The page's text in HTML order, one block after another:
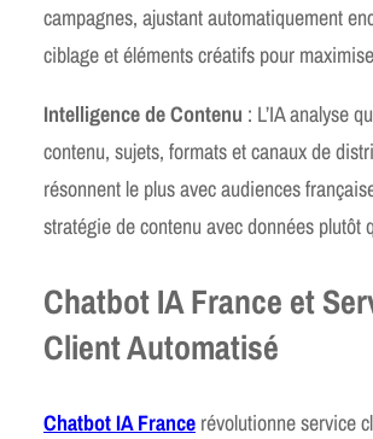
campagnes, ajustant automatiquement
ciblage et éléments créatifs pour
Intelligence de Contenu : L’IA analyse
contenu, sujets, formats et canaux de
résonnent le plus avec audiences
stratégie de contenu avec données plutôt
Chatbot IA France et
Client Automatisé
Chatbot IA France révolutionne service